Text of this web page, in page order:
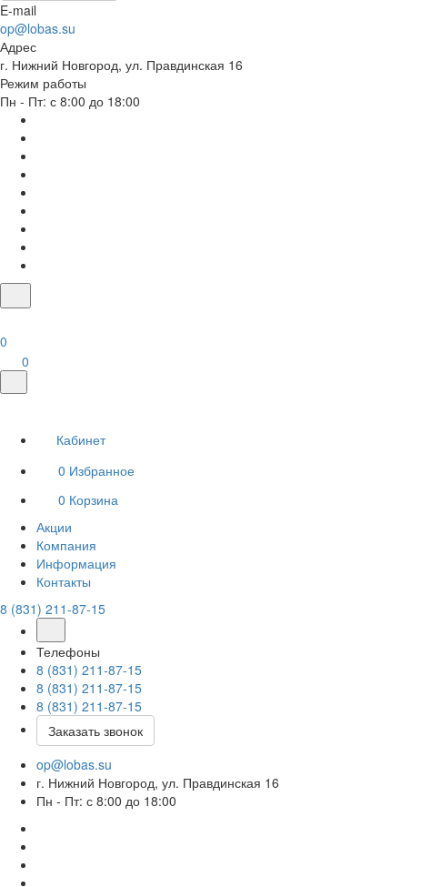
E-mail
op@lobas.su
Адрес
г. Нижний Новгород, ул. Правдинская 16
Режим работы
Пн - Пт: с 8:00 до 18:00
0
0
Кабинет
0 Избранное
0 Корзина
Акции
Компания
Информация
Контакты
8 (831) 211-87-15
Телефоны
8 (831) 211-87-15
8 (831) 211-87-15
8 (831) 211-87-15
Заказать звонок
op@lobas.su
г. Нижний Новгород, ул. Правдинская 16
Пн - Пт: с 8:00 до 18:00